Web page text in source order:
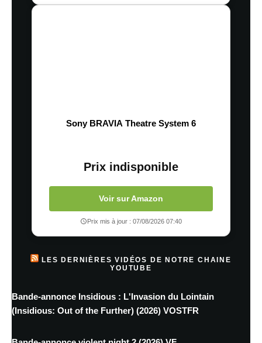
Sony BRAVIA Theatre System 6
Prix indisponible
Voir sur Amazon
Prix mis à jour : 07/08/2026 07:40
LES DERNIÈRES VIDÉOS DE NOTRE CHAINE
YOUTUBE
Bande-annonce Insidious : L'Invasion du Lointain
(Insidious: Out of the Further) (2026) VOSTFR